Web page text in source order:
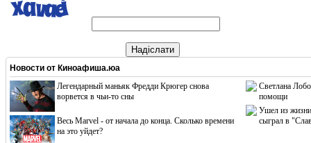
Надіслати
Новости от Киноафиша.юа
Легендарный маньяк Фредди Крюгер снова
ворвется в чьи-то сны
Весь Marvel - от начала до конца. Сколько времени
на это уйдет?
Светлана
помощи
Ушел из жизни
сыграл в